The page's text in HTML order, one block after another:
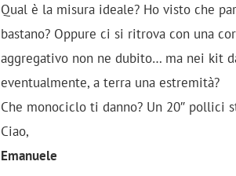
Qual è la misura ideale? Ho visto che
bastano? Oppure ci si ritrova con una
aggregativo non ne dubito… ma nei kit
eventualmente, a terra una estremità?
Che monociclo ti danno? Un 20″ pollici
Ciao,
Emanuele